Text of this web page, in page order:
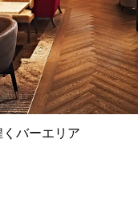
バーエリア